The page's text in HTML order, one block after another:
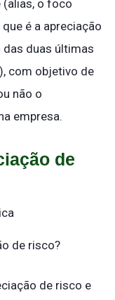
(alias, o foco
é a apreciação
duas últimas
com objetivo de
não o
empresa.
de
de risco?
de risco e